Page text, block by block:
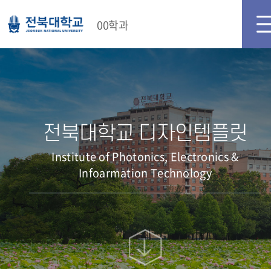
00학과
전북대학교 디자인템플릿
Institute of Photonics, Electronics &
Infoarmation Technology